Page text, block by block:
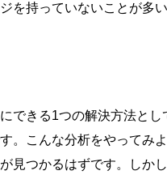
を持っていないことが多い
できる1つの解決方法と
。こんな分析をやってみ
見つかるはずです。しか